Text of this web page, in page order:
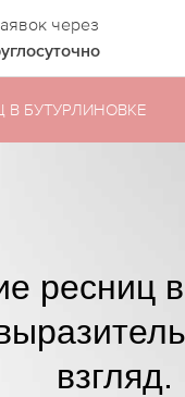
через
БУТУРЛИНОВКЕ
ресниц
взгляд.